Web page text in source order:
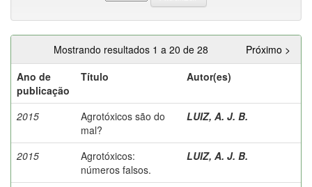
Mostrando resultados 1 a 20 de 28
Próximo >
Ano de
publicação
Título Autor(es)
2015
Agrotóxicos são do
mal?
LUIZ, A. J. B.
2015
Agrotóxicos:
números falsos.
LUIZ, A. J. B.